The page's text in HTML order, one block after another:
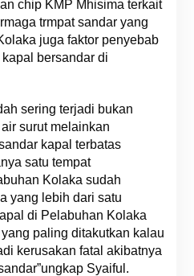
chip KMP Mhisima terkait
trmpat sandar yang
juga faktor penyebab
bersandar di
sering terjadi bukan
surut melainkan
kapal terbatas
satu tempat
Kolaka sudah
yang lebih dari satu
di Pelabuhan Kolaka
paling ditakutkan kalau
kerusakan fatal akibatnya
Syaiful.